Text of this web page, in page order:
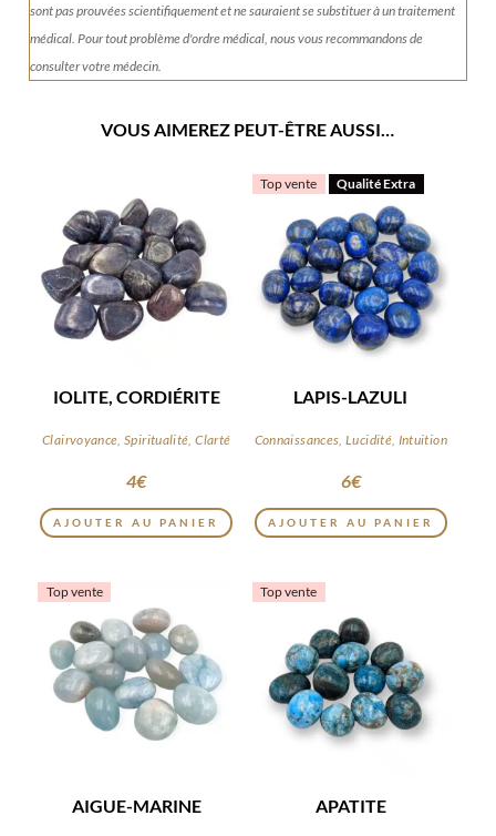
sont pas prouvées scientifiquement et ne sauraient se substituer à un traitement
médical. Pour tout problème d'ordre médical, nous vous recommandons de
consulter votre médecin.
VOUS AIMEREZ PEUT-ÊTRE AUSSI…
IOLITE, CORDIÉRITE
Clairvoyance, Spiritualité, Clarté
4€
AJOUTER AU PANIER
Top vente Qualité Extra
LAPIS-LAZULI
Connaissances, Lucidité, Intuition
6€
AJOUTER AU PANIER
Top vente
AIGUE-MARINE
Top vente
APATITE